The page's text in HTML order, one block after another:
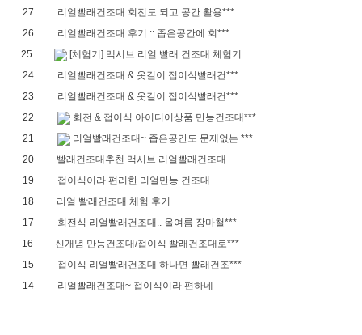
27
리얼빨래건조대 회전도 되고 공간 활용***
26
리얼빨래건조대 후기 :: 좁은공간에 회***
25
[체험기] 맥시브 리얼 빨래 건조대 체험기
24
리얼빨래건조대 & 옷걸이 접이식빨래건***
23
리얼빨래건조대 & 옷걸이 접이식빨래건***
22
회전 & 접이식 아이디어상품 만능건조대***
21
리얼빨래건조대~ 좁은공간도 문제없는 ***
20
빨래건조대추천 맥시브 리얼빨래건조대
19
접이식이라 편리한 리얼만능 건조대
18
리얼 빨래건조대 체험 후기
17
회전식 리얼빨래건조대.. 올여름 장마철***
16
신개념 만능건조대/접이식 빨래건조대로***
15
접이식 리얼빨래건조대 하나면 빨래건조***
14
리얼빨래건조대~ 접이식이라 편하네